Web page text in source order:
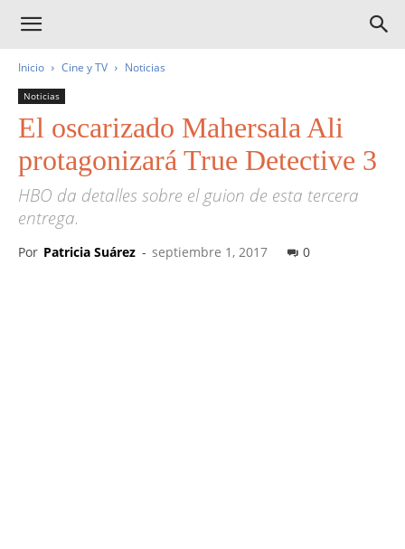
Inicio Cine y TV Noticias
Noticias
El oscarizado Mahersala Ali
protagonizará True Detective 3
HBO da detalles sobre el guion de esta tercera
entrega.
Por Patricia Suárez - septiembre 1, 2017 0